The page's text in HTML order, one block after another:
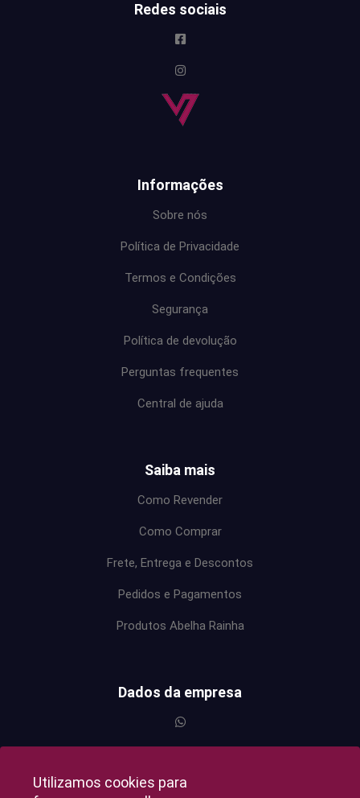
Utilizamos cookies para
Redes sociais
Informações
Sobre nós
Política de Privacidade
Termos e Condições
Segurança
Política de devolução
Perguntas frequentes
Central de ajuda
Saiba mais
Como Revender
Como Comprar
Frete, Entrega e Descontos
Pedidos e Pagamentos
Produtos Abelha Rainha
Dados da empresa